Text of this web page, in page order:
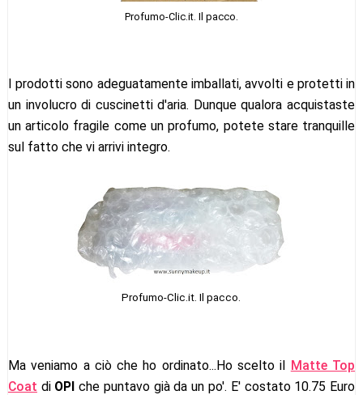
Profumo-Clic.it. Il pacco.
I prodotti sono adeguatamente imballati, avvolti e protetti in
un involucro di cuscinetti d'aria. Dunque qualora acquistaste
un articolo fragile come un profumo, potete stare tranquille
sul fatto che vi arrivi integro.
Profumo-Clic.it. Il pacco.
Ma veniamo a ciò che ho ordinato...Ho scelto il Matte Top
Coat di OPI che puntavo già da un po'. E' costato 10.75 Euro